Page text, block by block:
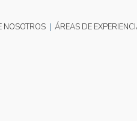
NOSOTROS | ÁREAS DE